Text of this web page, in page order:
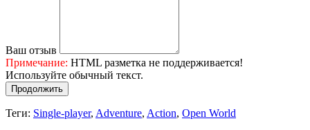
Ваш отзыв
Примечание: HTML разметка не поддерживается!
Используйте обычный текст.
Продолжить
Теги: Single-player, Adventure, Action, Open World